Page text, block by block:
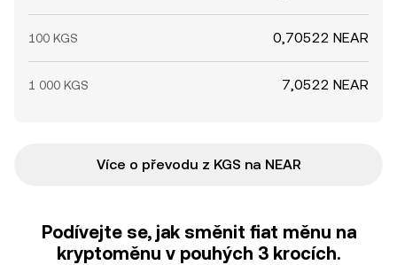
100 KGS 0,70522 NEAR
1 000 KGS 7,0522 NEAR
Více o převodu z KGS na NEAR
Podívejte se, jak směnit fiat měnu na
kryptoměnu v pouhých 3 krocích.